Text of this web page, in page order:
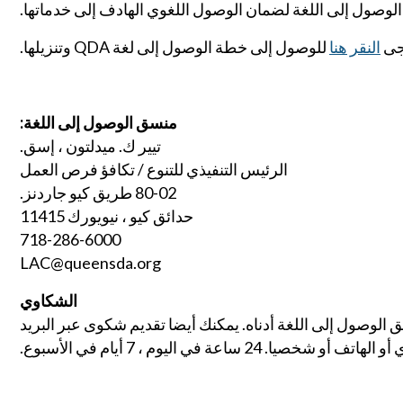
إلى اللغة لضمان الوصول اللغوي الهادف إلى خدماتها.
النقر هنا للوصول إلى خطة الوصول إلى لغة QDA وتنزيلها.
منسق الوصول إلى اللغة:
تيير ك. ميدلتون ، إسق.
الرئيس التنفيذي للتنوع / تكافؤ فرص العمل
80-02 طريق كيو جاردنز.
حدائق كيو ، نيويورك 11415
718-286-6000
LAC@queensda.org
الشكاوي
إلى اللغة أدناه. يمكنك أيضا تقديم شكوى عبر البريد
24 ساعة في اليوم ، 7 أيام في الأسبوع.